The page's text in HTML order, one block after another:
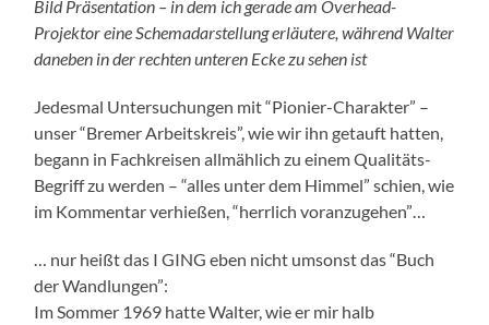
Bild Präsentation – in dem ich gerade am Overhead-
Projektor eine Schemadarstellung erläutere, während Walter
daneben in der rechten unteren Ecke zu sehen ist
Jedesmal Untersuchungen mit “Pionier-Charakter” –
unser “Bremer Arbeitskreis”, wie wir ihn getauft hatten,
begann in Fachkreisen allmählich zu einem Qualitäts-
Begriff zu werden – “alles unter dem Himmel” schien, wie
im Kommentar verhießen, “herrlich voranzugehen”…
… nur heißt das I GING eben nicht umsonst das “Buch
der Wandlungen”:
Im Sommer 1969 hatte Walter, wie er mir halb